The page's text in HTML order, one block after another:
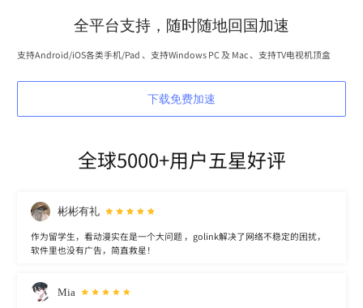
全平台支持，随时随地回国加速
支持Android/iOS各类手机/Pad 、支持Windows PC 及 Mac 、支持TV电视机顶盒
下载免费加速
全球5000+用户五星好评
彬彬有礼
作为留学生，看动漫实在是一个大问题 ，golink解决了网络不稳定的困扰，
软件里也没有广告，简直救星！
Mia